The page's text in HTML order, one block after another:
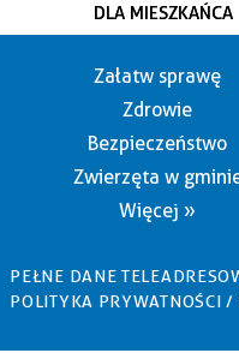
DLA MIESZKAŃCA
Załatw sprawę
Zdrowie
Bezpieczeństwo
Zwierzęta w
Więcej »
PEŁNE DANE
POLITYKA PRYWATNOŚCI /